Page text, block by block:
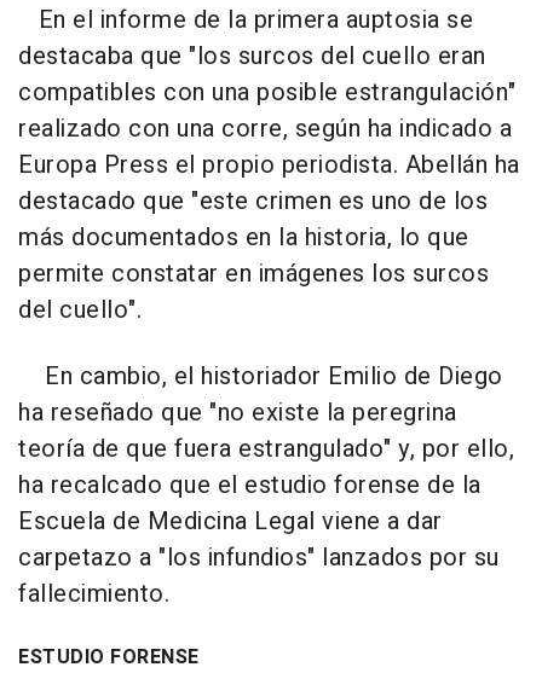
En el informe de la primera auptosia se
destacaba que "los surcos del cuello eran
compatibles con una posible estrangulación"
realizado con una corre, según ha indicado a
Europa Press el propio periodista. Abellán ha
destacado que "este crimen es uno de los
más documentados en la historia, lo que
permite constatar en imágenes los surcos
del cuello".
En cambio, el historiador Emilio de Diego
ha reseñado que "no existe la peregrina
teoría de que fuera estrangulado" y, por ello,
ha recalcado que el estudio forense de la
Escuela de Medicina Legal viene a dar
carpetazo a "los infundios" lanzados por su
fallecimiento.
ESTUDIO FORENSE